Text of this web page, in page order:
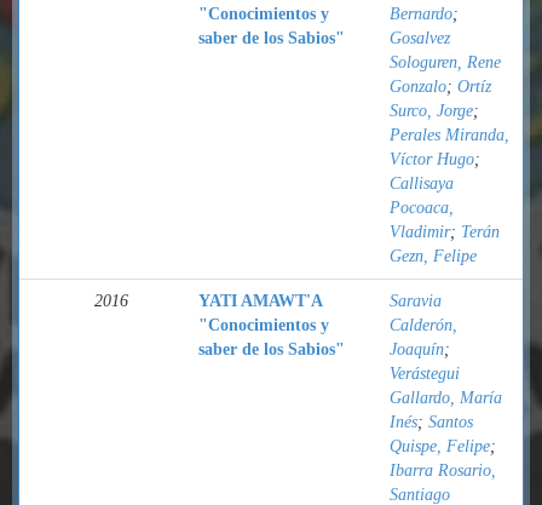
"Conocimientos y
saber de los Sabios"
Bernardo;
Gosalvez
Sologuren, Rene
Gonzalo; Ortíz
Surco, Jorge;
Perales Miranda,
Víctor Hugo;
Callisaya
Pocoaca,
Vladimir; Terán
Gezn, Felipe
2016
YATI AMAWT'A
"Conocimientos y
saber de los Sabios"
Saravia
Calderón,
Joaquín;
Verástegui
Gallardo, María
Inés; Santos
Quispe, Felipe;
Ibarra Rosario,
Santiago